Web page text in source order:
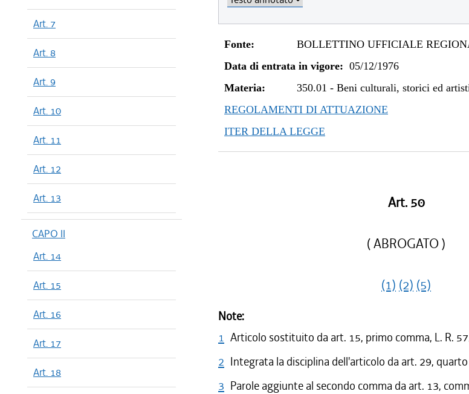
Art. 7
Art. 8
Art. 9
Art. 10
Art. 11
Art. 12
Art. 13
CAPO II
Art. 14
Art. 15
Art. 16
Art. 17
Art. 18
Fonte:
BOLLETTINO UFFICIALE
Data di entrata in vigore: 05/12/1976
Materia:
350.01 -Beni culturali, storici ed
REGOLAMENTI DI ATTUAZIONE
ITER DELLA LEGGE
Art. 50
( ABROGATO )
(1) (2) (5)
Note:
1 Articolo sostituito da art. 15, primo comma, L. R.
2 Integrata la disciplina dell'articolo da art. 29,
3 Parole aggiunte al secondo comma da art. 13,